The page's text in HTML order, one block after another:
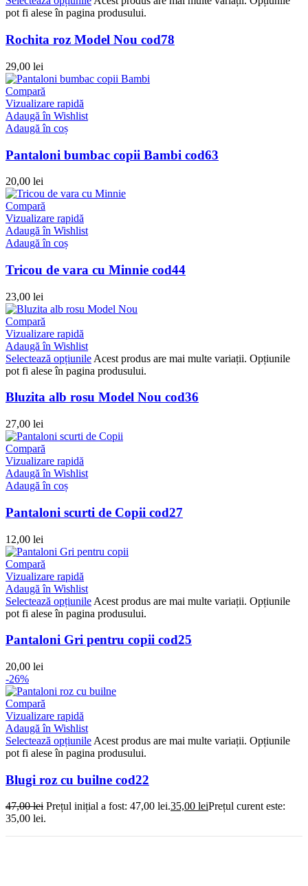
pot fi alese în pagina produsului.
Rochita roz Model Nou cod78
29,00 lei
Compară
Vizualizare rapidă
Adaugă în Wishlist
Adaugă în coș
Pantaloni bumbac copii Bambi cod63
20,00 lei
Compară
Vizualizare rapidă
Adaugă în Wishlist
Adaugă în coș
Tricou de vara cu Minnie cod44
23,00 lei
Compară
Vizualizare rapidă
Adaugă în Wishlist
Selectează opțiunile Acest produs are mai multe variații. Opțiunile
pot fi alese în pagina produsului.
Bluzita alb rosu Model Nou cod36
27,00 lei
Compară
Vizualizare rapidă
Adaugă în Wishlist
Adaugă în coș
Pantaloni scurti de Copii cod27
12,00 lei
Compară
Vizualizare rapidă
Adaugă în Wishlist
Selectează opțiunile Acest produs are mai multe variații. Opțiunile
pot fi alese în pagina produsului.
Pantaloni Gri pentru copii cod25
20,00 lei
-26%
Compară
Vizualizare rapidă
Adaugă în Wishlist
Selectează opțiunile Acest produs are mai multe variații. Opțiunile
pot fi alese în pagina produsului.
Blugi roz cu builne cod22
47,00lei Prețul inițial a fost: 47,00 lei.35,00 leiPrețul curent este:
35,00 lei.